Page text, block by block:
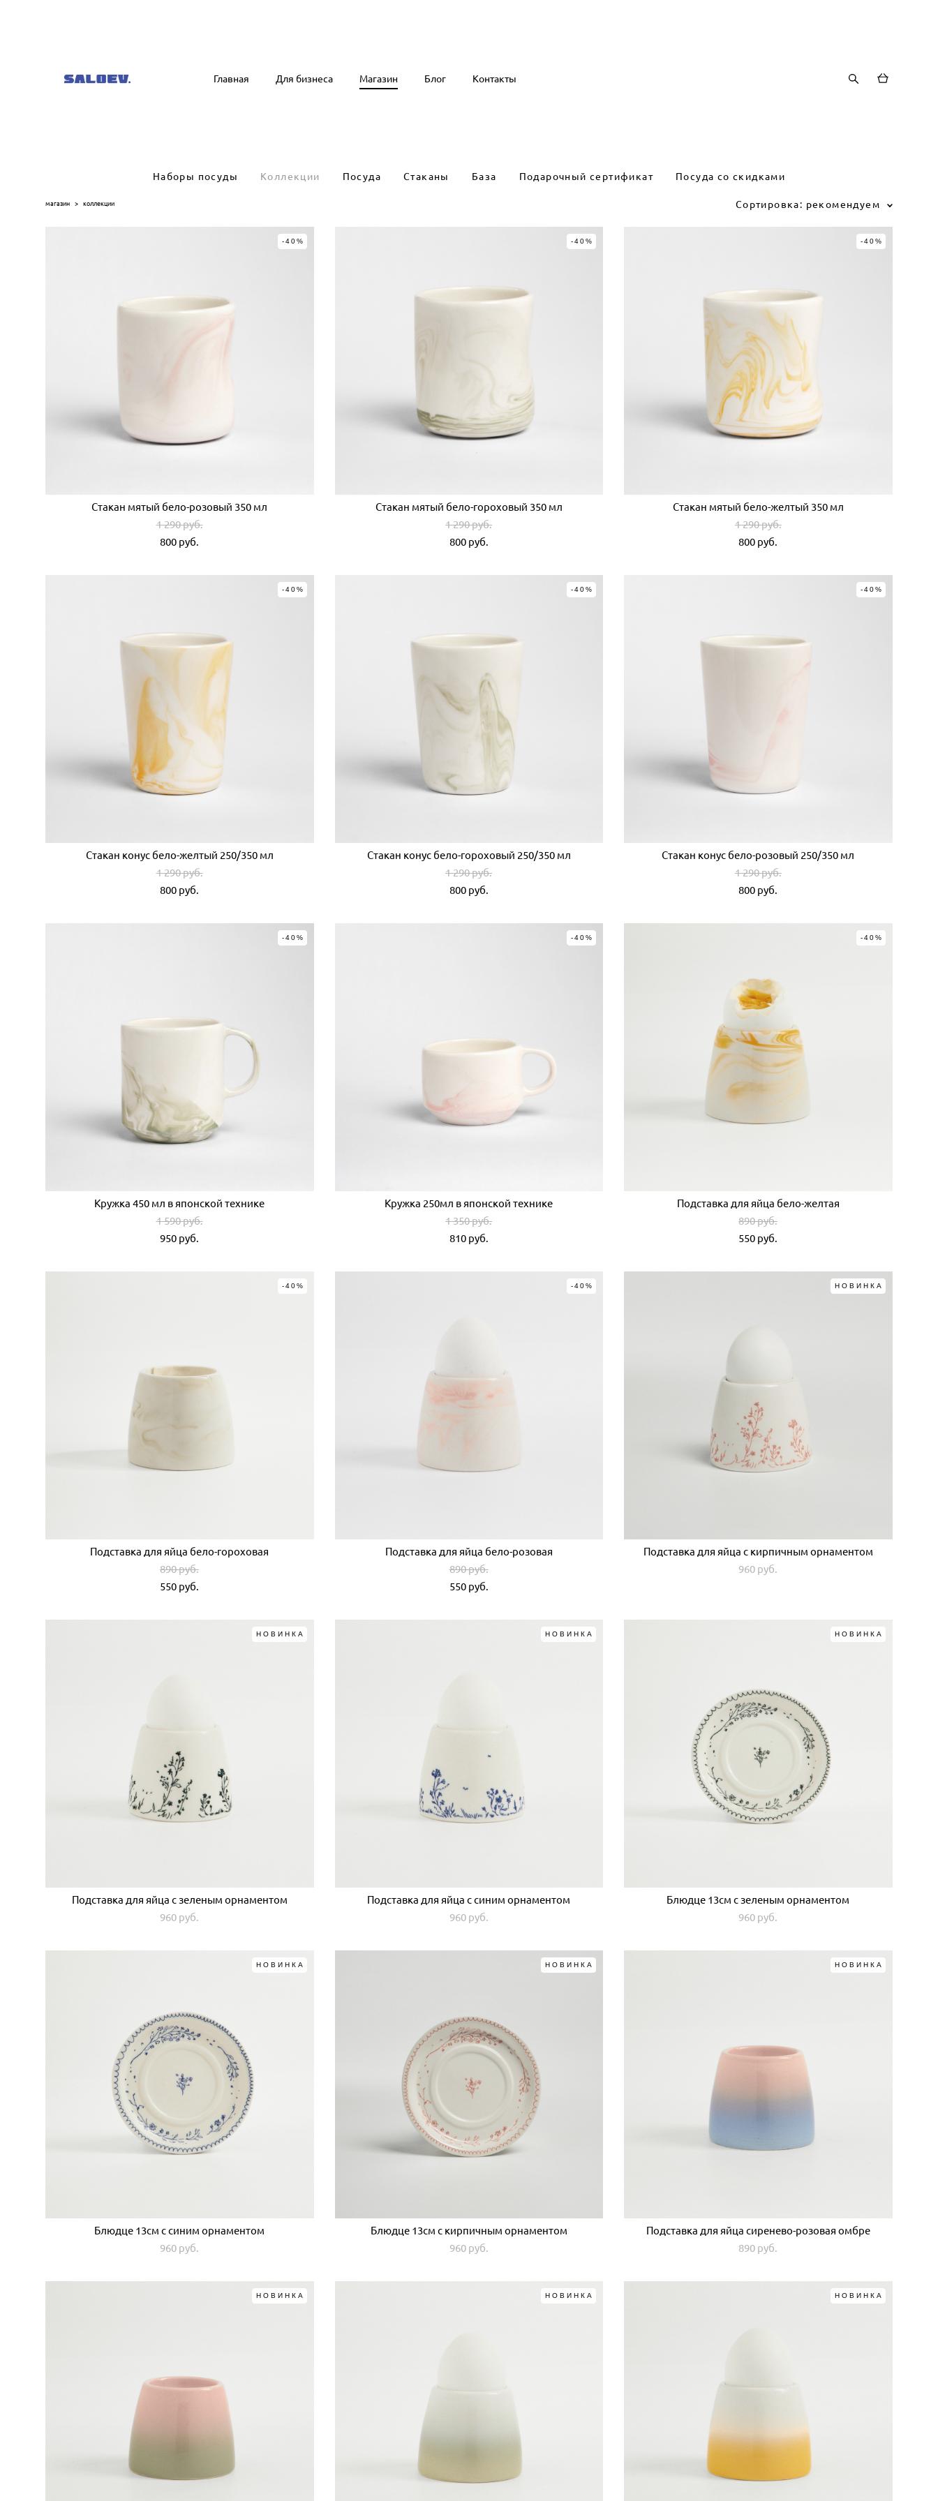
Главная Для бизнеса Магазин Блог Контакты
Наборы посуды Коллекции Посуда Стаканы База Подарочный сертификат Посуда со скидками
магазин > коллекции Сортировка: рекомендуем
-40%
Стакан мятый бело-розовый 350 мл
1 290 pуб.
800 pуб.
-40%
Стакан мятый бело-гороховый 350 мл
1 290 pуб.
800 pуб.
-40%
Стакан мятый бело-желтый 350 мл
1 290 pуб.
800 pуб.
-40%
Стакан конус бело-желтый 250/350 мл
1 290 pуб.
800 pуб.
-40%
Стакан конус бело-гороховый 250/350 мл
1 290 pуб.
800 pуб.
-40%
Стакан конус бело-розовый 250/350 мл
1 290 pуб.
800 pуб.
-40%
Кружка 450 мл в японской технике
1 590 pуб.
950 pуб.
-40%
Кружка 250мл в японской технике
1 350 pуб.
810 pуб.
-40%
Подставка для яйца бело-желтая
890 pуб.
550 pуб.
-40%
Подставка для яйца бело-гороховая
890 pуб.
550 pуб.
-40%
Подставка для яйца бело-розовая
890 pуб.
550 pуб.
НОВИНКА
Подставка для яйца с кирпичным орнаментом
960 pуб.
НОВИНКА
Подставка для яйца с зеленым орнаментом
960 pуб.
НОВИНКА
Подставка для яйца с синим орнаментом
960 pуб.
НОВИНКА
Блюдце 13см с зеленым орнаментом
960 pуб.
НОВИНКА
Блюдце 13см с синим орнаментом
960 pуб.
НОВИНКА
Блюдце 13см с кирпичным орнаментом
960 pуб.
НОВИНКА
Подставка для яйца сиренево-розовая омбре
890 pуб.
НОВИНКА НОВИНКА НОВИНКА